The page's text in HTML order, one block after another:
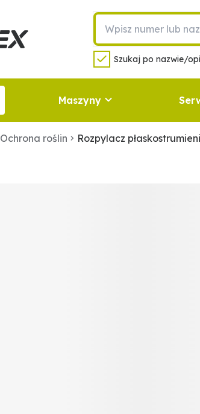
Szukaj po nazwie/
Maszyny
Ochrona roślin Rozpylacz